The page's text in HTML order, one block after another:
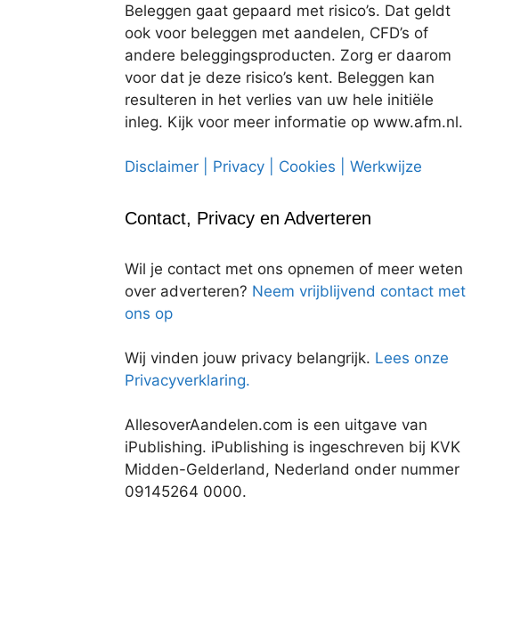
Beleggen gaat gepaard met risico’s. Dat geldt
ook voor beleggen met aandelen, CFD’s of
andere beleggingsproducten. Zorg er daarom
voor dat je deze risico’s kent. Beleggen kan
resulteren in het verlies van uw hele initiële
inleg. Kijk voor meer informatie op www.afm.nl.
Disclaimer | Privacy | Cookies | Werkwijze
Contact, Privacy en Adverteren
Wil je contact met ons opnemen of meer weten
over adverteren? Neem vrijblijvend contact met
ons op
Wij vinden jouw privacy belangrijk. Lees onze
Privacyverklaring.
AllesoverAandelen.com is een uitgave van
iPublishing. iPublishing is ingeschreven bij KVK
Midden-Gelderland, Nederland onder nummer
09145264 0000.